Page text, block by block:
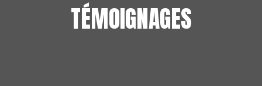
TÉMOIGNAGES